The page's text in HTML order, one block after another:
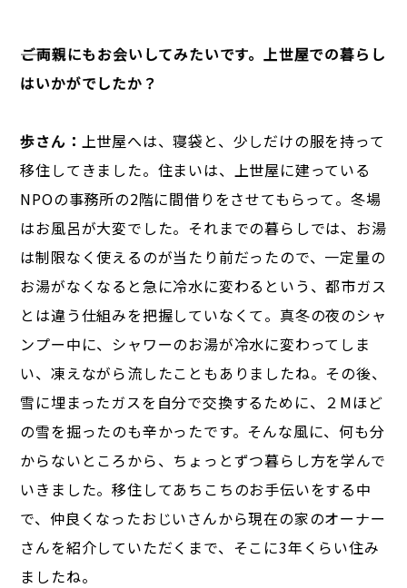
――ご両親にもお会いしてみたいです。上世屋での暮らし
はいかがでしたか？
歩さん： 上世屋へは、寝袋と、少しだけの服を持って
移住してきました。住まいは、上世屋に建っている
NPOの事務所の2階に間借りをさせてもらって。冬場
はお風呂が大変でした。それまでの暮らしでは、お湯
は制限なく使えるのが当たり前だったので、一定量の
お湯がなくなると急に冷水に変わるという、都市ガス
とは違う仕組みを把握していなくて。真冬の夜のシャ
ンプー中に、シャワーのお湯が冷水に変わってしま
い、凍えながら流したこともありましたね。その後、
雪に埋まったガスを自分で交換するために、２Mほど
の雪を掘ったのも辛かったです。そんな風に、何も分
からないところから、ちょっとずつ暮らし方を学んで
いきました。移住してあちこちのお手伝いをする中
で、仲良くなったおじいさんから現在の家のオーナー
さんを紹介していただくまで、そこに3年くらい住み
ましたね。